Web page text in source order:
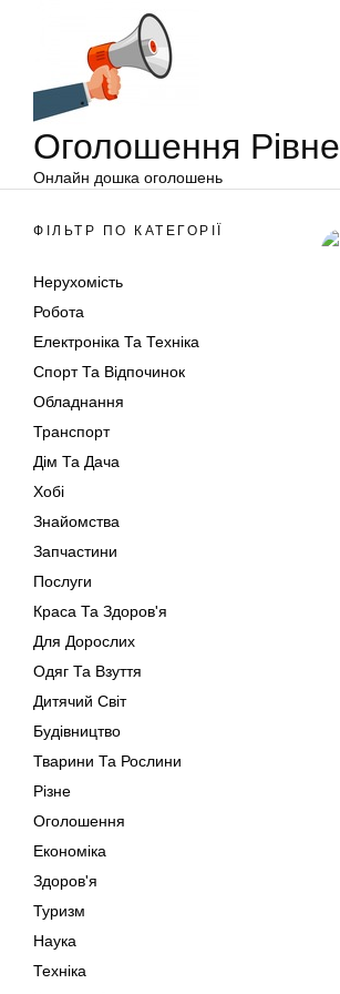
Оголошення Рівне
Онлайн дошка оголошень
ФІЛЬТР ПО КАТЕГОРІЇ
Нерухомість
Робота
Електроніка Та Техніка
Спорт Та Відпочинок
Обладнання
Транспорт
Дім Та Дача
Хобі
Знайомства
Запчастини
Послуги
Краса Та Здоров'я
Для Дорослих
Одяг Та Взуття
Дитячий Світ
Будівництво
Тварини Та Рослини
Різне
Оголошення
Економіка
Здоров'я
Туризм
Наука
Техніка